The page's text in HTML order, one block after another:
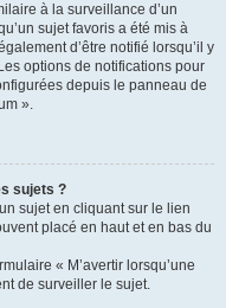
à la surveillance d’un
sujet favoris a été mis à
d’être notifié lorsqu’il y
options de notifications pour
depuis le panneau de
».
sujets ?
sujet en cliquant sur le lien
placé en haut et en bas du
« M’avertir lorsqu’une
de surveiller le sujet.